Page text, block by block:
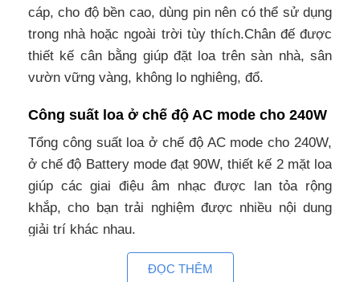
cáp, cho độ bền cao, dùng pin nên có thể sử dụng
trong nhà hoặc ngoài trời tùy thích.Chân đế được
thiết kế cân bằng giúp đặt loa trên sàn nhà, sân
vườn vững vàng, không lo nghiêng, đổ.
Công suất loa ở chế độ AC mode cho 240W
Tổng công suất loa ở chế độ AC mode cho 240W,
ở chế độ Battery mode đạt 90W, thiết kế 2 mặt loa
giúp các giai điệu âm nhạc được lan tỏa rộng
khắp, cho bạn trải nghiệm được nhiều nội dung
giải trí khác nhau.
Thời gian sử dụng Loa tháp Samsung MX-
ĐỌC THÊM